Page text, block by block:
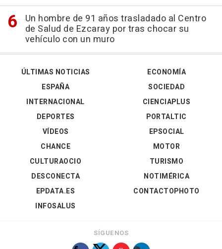
Un hombre de 91 años trasladado al Centro
de Salud de Ezcaray por tras chocar su
vehículo con un muro
ÚLTIMAS NOTICIAS
ESPAÑA
INTERNACIONAL
DEPORTES
VÍDEOS
ECONOMÍA
SOCIEDAD
CIENCIAPLUS
PORTALTIC
EPSOCIAL
CHANCE
CULTURAOCIO
DESCONECTA
EPDATA.ES
INFOSALUS
MOTOR
TURISMO
NOTIMÉRICA
CONTACTOPHOTO
SÍGUENOS